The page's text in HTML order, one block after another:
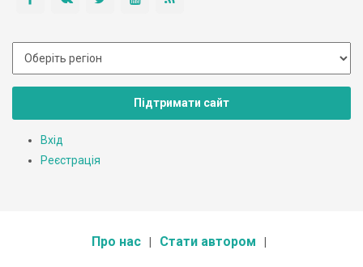
Підтримати сайт
Вхід
Реєстрація
Про нас Стати автором